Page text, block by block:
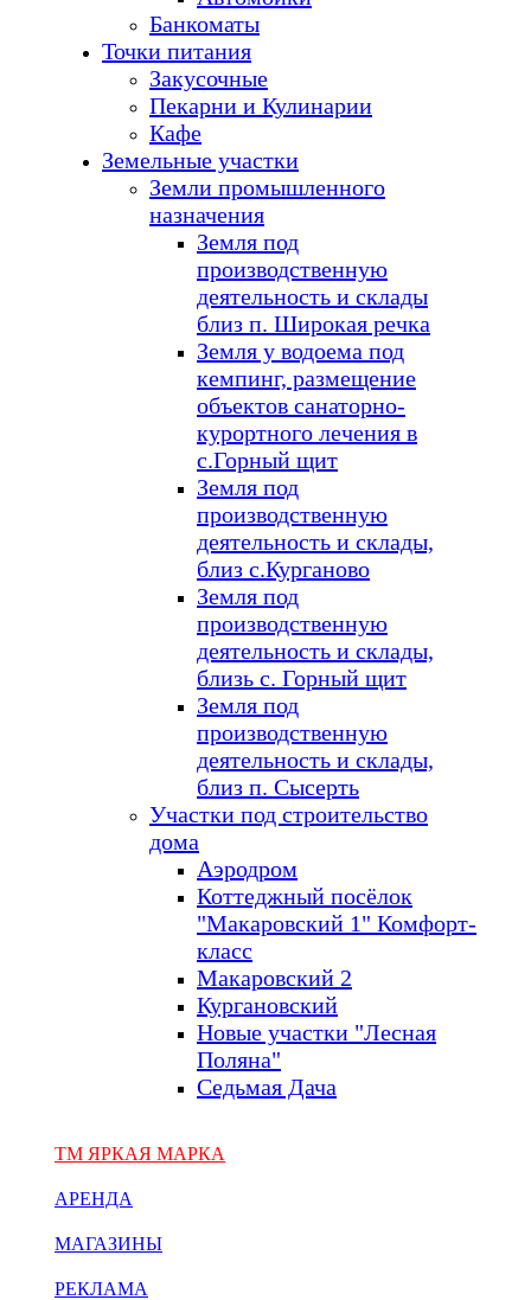
Банкоматы
Точки питания
Закусочные
Пекарни и Кулинарии
Кафе
Земельные участки
Земли промышленного
назначения
Земля под
производственную
деятельность и склады
близ п. Широкая речка
Земля у водоема под
кемпинг, размещение
объектов санаторно-
курортного лечения в
с.Горный щит
Земля под
производственную
деятельность и склады,
близ с.Курганово
Земля под
производственную
деятельность и склады,
близь с. Горный щит
Земля под
производственную
деятельность и склады,
близ п. Сысерть
Участки под строительство
дома
Аэродром
Коттеджный посёлок
"Макаровский 1" Комфорт-
класс
Макаровский 2
Кургановский
Новые участки "Лесная
Поляна"
Седьмая Дача
ТМ ЯРКАЯ МАРКА
АРЕНДА
МАГАЗИНЫ
РЕКЛАМА